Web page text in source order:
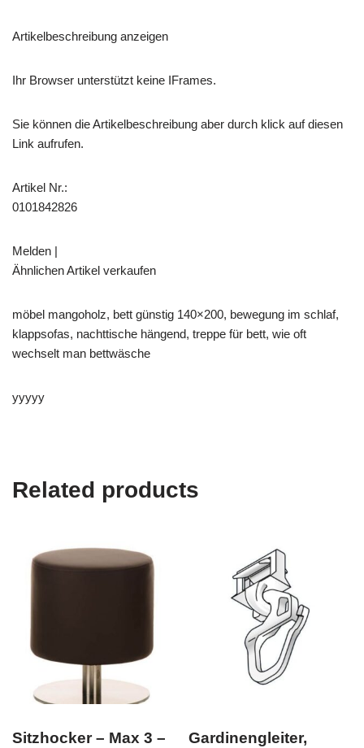
Artikelbeschreibung anzeigen
Ihr Browser unterstützt keine IFrames.
Sie können die Artikelbeschreibung aber durch klick auf diesen
Link aufrufen.
Artikel Nr.:
0101842826
Melden |
Ähnlichen Artikel verkaufen
möbel mangoholz, bett günstig 140×200, bewegung im schlaf,
klappsofas, nachttische hängend, treppe für bett, wie oft
wechselt man bettwäsche
yyyyy
Related products
Sitzhocker – Max 3 –
Gardinengleiter,